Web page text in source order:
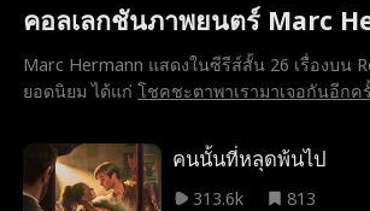
คอลเลกชันภาพยนตร์ Marc
Marc Hermann แสดงในซีรีส์สั้น 26 เรื่องบน
ยอดนิยม ได้แก่โชคชะตาพาเรามาเจอกันอีกค
คนนั้นที่หลุดพ้นไป
313.6k
813